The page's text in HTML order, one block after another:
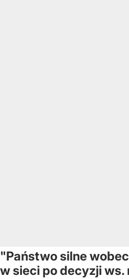
"Państwo silne
w sieci po decyzji ws.